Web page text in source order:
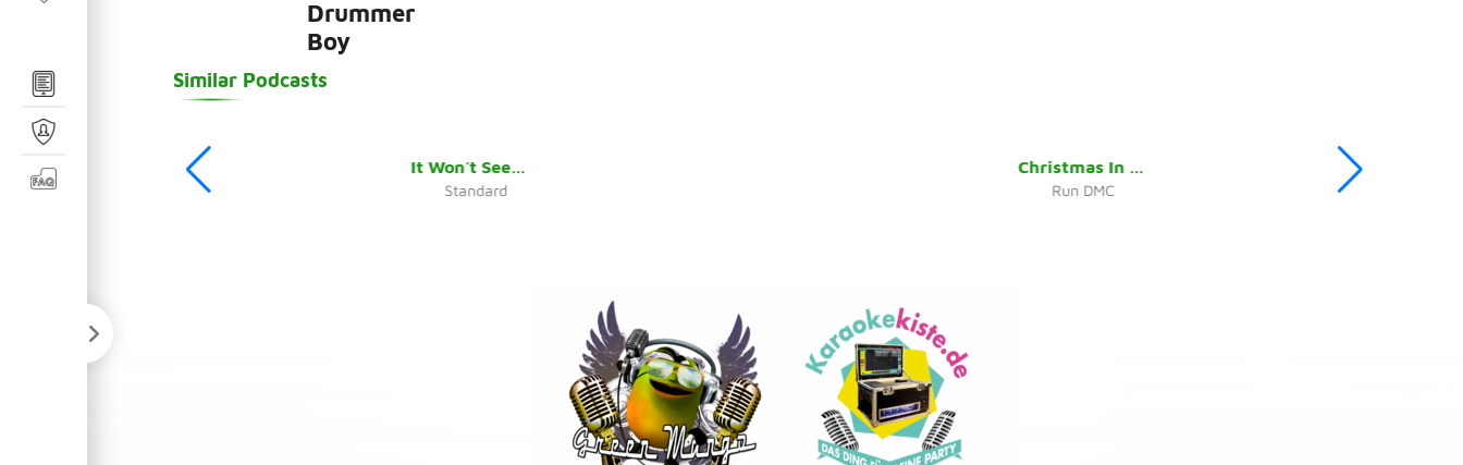
Drummer
Boy
Similar Podcasts
It Won´t Seem Like Christmas Without You
Standard
Christmas In Hollis
Run DMC